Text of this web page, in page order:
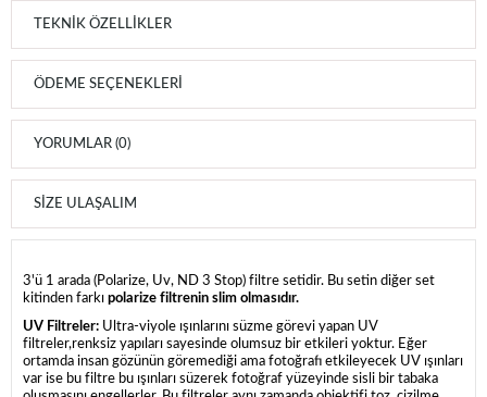
TEKNIK ÖZELLIKLER
ÖDEME SEÇENEKLERI
YORUMLAR (0)
SIZE ULAŞALIM
3'ü 1 arada (Polarize, Uv, ND 3 Stop) filtre setidir. Bu setin diğer set
kitinden farkı polarize filtrenin slim olmasıdır.
UV Filtreler: Ultra-viyole ışınlarını süzme görevi yapan UV
filtreler,renksiz yapıları sayesinde olumsuz bir etkileri yoktur. Eğer
ortamda insan gözünün göremediği ama fotoğrafı etkileyecek UV ışınları
var ise bu filtre bu ışınları süzerek fotoğraf yüzeyinde sisli bir tabaka